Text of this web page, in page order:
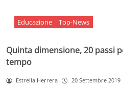
Educazione Top-News
Quinta dimensione, 20 passi
tempo
Estrella Herrera 20 Settembre 2019